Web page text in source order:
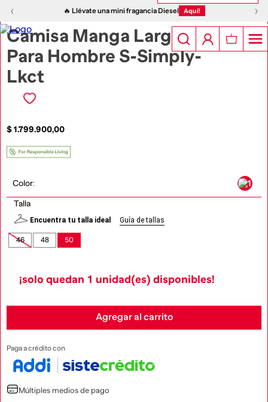
‹ 🔥 Llévate una mini fragancia Diesel Aquí! ›
‹ ›
Camisa Manga Larga
Para Hombre S-Simply-
Lkct
$1.799.900,00
Color:
Talla
Encuentra tu talla ideal Guía de tallas
46 48 50
¡solo quedan 1 unidad(es) disponibles!
Agregar al carrito
Paga a crédito con
Múltiples medios de pago